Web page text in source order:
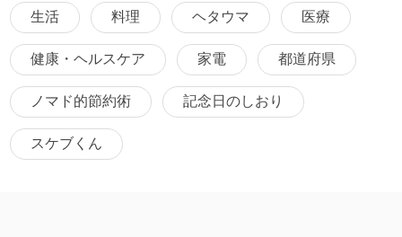
生活 料理 ヘタウマ 医療
健康・ヘルスケア 家電 都道府県
ノマド的節約術 記念日のしおり
スケブくん